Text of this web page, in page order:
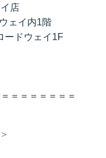
店
ェイ内1階
ードウェイ1F
＝＝＝＝＝＝＝